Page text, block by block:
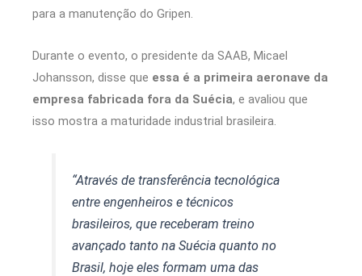
para a manutenção do Gripen.
Durante o evento, o presidente da SAAB, Micael
Johansson, disse que essa é a primeira aeronave da
empresa fabricada fora da Suécia, e avaliou que
isso mostra a maturidade industrial brasileira.
“Através de transferência tecnológica
entre engenheiros e técnicos
brasileiros, que receberam treino
avançado tanto na Suécia quanto no
Brasil, hoje eles formam uma das